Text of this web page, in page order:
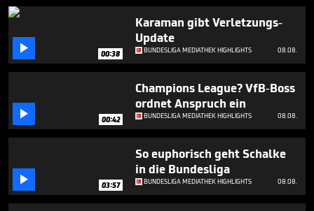
1
minute,
seconds
 00:38
Karaman gibt Verletzungs-
Update
BUNDESLIGA MEDIATHEK HIGHLIGHTS 08.08.
 00:42
Champions League? VfB-Boss
ordnet Anspruch ein
BUNDESLIGA MEDIATHEK HIGHLIGHTS 08.08.
 03:57
So euphorisch geht Schalke
in die Bundesliga
BUNDESLIGA MEDIATHEK HIGHLIGHTS 08.08.